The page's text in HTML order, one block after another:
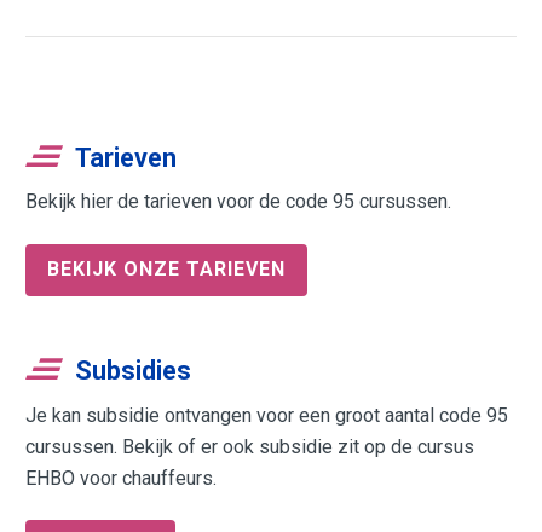
Tarieven
Bekijk hier de tarieven voor de code 95 cursussen.
BEKIJK ONZE TARIEVEN
Subsidies
Je kan subsidie ontvangen voor een groot aantal code 95
cursussen. Bekijk of er ook subsidie zit op de cursus
EHBO voor chauffeurs.